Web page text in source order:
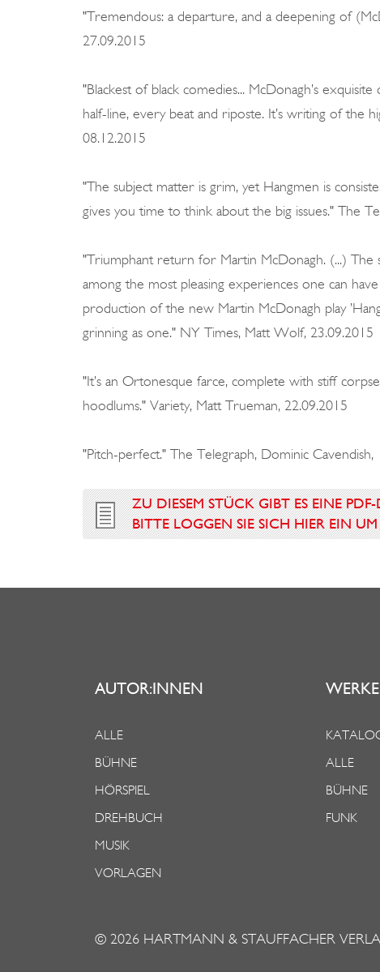
"Tremendous: a departure, and a deepening of
27.09.2015
"Blackest of black comedies... McDonagh’s
half-line, every beat and riposte. It’s writing of the
08.12.2015
"The subject matter is grim, yet Hangmen is
gives you time to think about the big issues." The
"Triumphant return for Martin McDonagh. (...) The
among the most pleasing experiences one can
production of the new Martin McDonagh play
grinning as one." NY Times, Matt Wolf, 23.09.2015
"It’s an Ortonesque farce, complete with stiff
hoodlums." Variety, Matt Trueman, 22.09.2015
"Pitch-perfect." The Telegraph, Dominic Cavendish,
ZU DIESEM STÜCK GIBT ES EINE
BITTE LOGGEN SIE SICH HIER EIN
AUTOR:INNEN
ALLE
BÜHNE
HÖRSPIEL
DREHBUCH
MUSIK
VORLAGEN
WERKE
ALLE
BÜHNE
FUNK
© 2026 HARTMANN & STAUFFACHER